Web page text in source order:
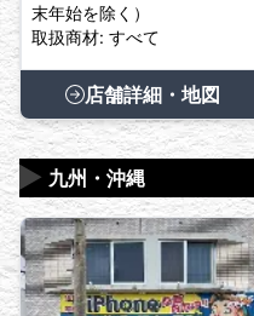
末年始を除く）
取扱商材: すべて
店舗詳細・地図
九州・沖縄
▶